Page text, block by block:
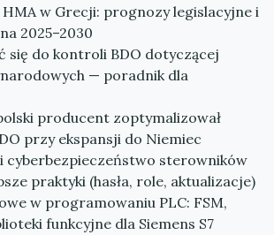
HMA w Grecji: prognozy legislacyjne i
2025–2030
się do kontroli BDO dotyczącej
— poradnik dla
producent zoptymalizował
przy ekspansji do Niemiec
cyberbezpieczeństwo sterowników
praktyki (hasła, role, aktualizacje)
w programowaniu PLC: FSM,
funkcyjne dla Siemens S7